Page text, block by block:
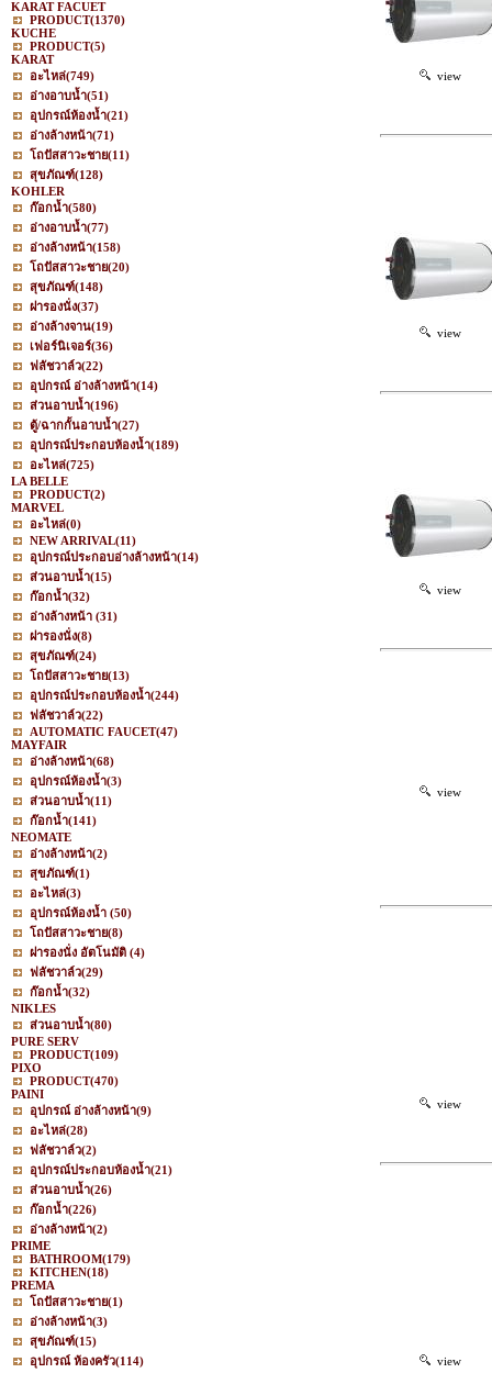
KARAT FACUET
PRODUCT(1370)
KUCHE
PRODUCT(5)
KARAT
อะไหล่(749)
อ่างอาบน้ำ(51)
อุปกรณ์ห้องน้ำ(21)
อ่างล้างหน้า(71)
โถปัสสาวะชาย(11)
สุขภัณฑ์(128)
KOHLER
ก๊อกน้ำ(580)
อ่างอาบน้ำ(77)
อ่างล้างหน้า(158)
โถปัสสาวะชาย(20)
สุขภัณฑ์(148)
ฝารองนั่ง(37)
อ่างล้างจาน(19)
เฟอร์นิเจอร์(36)
ฟลัชวาล์ว(22)
อุปกรณ์ อ่างล้างหน้า(14)
ส่วนอาบน้ำ(196)
ตู้/ฉากกั้นอาบน้ำ(27)
อุปกรณ์ประกอบห้องน้ำ(189)
อะไหล่(725)
LA BELLE
PRODUCT(2)
MARVEL
อะไหล่(0)
NEW ARRIVAL(11)
อุปกรณ์ประกอบอ่างล้างหน้า(14)
ส่วนอาบน้ำ(15)
ก๊อกน้ำ(32)
อ่างล้างหน้า (31)
ฝารองนั่ง(8)
สุขภัณฑ์(24)
โถปัสสาวะชาย(13)
อุปกรณ์ประกอบห้องน้ำ(244)
ฟลัชวาล์ว(22)
AUTOMATIC FAUCET(47)
MAYFAIR
อ่างล้างหน้า(68)
อุปกรณ์ห้องน้ำ(3)
ส่วนอาบน้ำ(11)
ก๊อกน้ำ(141)
NEOMATE
อ่างล้างหน้า(2)
สุขภัณฑ์(1)
อะไหล่(3)
อุปกรณ์ห้องน้ำ (50)
โถปัสสาวะชาย(8)
ฝารองนั่ง อัตโนมัติ (4)
ฟลัชวาล์ว(29)
ก๊อกน้ำ(32)
NIKLES
ส่วนอาบน้ำ(80)
PURE SERV
PRODUCT(109)
PIXO
PRODUCT(470)
PAINI
อุปกรณ์ อ่างล้างหน้า(9)
อะไหล่(28)
ฟลัชวาล์ว(2)
อุปกรณ์ประกอบห้องน้ำ(21)
ส่วนอาบน้ำ(26)
ก๊อกน้ำ(226)
อ่างล้างหน้า(2)
PRIME
BATHROOM(179)
KITCHEN(18)
PREMA
โถปัสสาวะชาย(1)
อ่างล้างหน้า(3)
สุขภัณฑ์(15)
อุปกรณ์ ห้องครัว(114)
view
view
view
view
view
view